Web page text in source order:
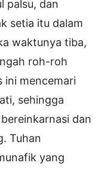
palsu, dan
setia itu dalam
waktunya tiba,
roh-roh
ini mencemari
sehingga
dan
Tuhan
yang